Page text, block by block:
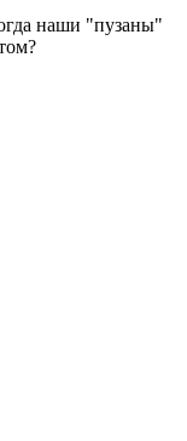
наши "пузаны"